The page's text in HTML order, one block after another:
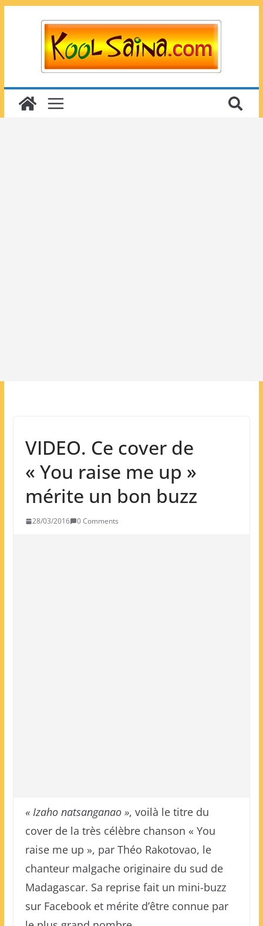
VIDEO. Ce cover de
« You raise me up »
mérite un bon buzz
28/03/2016 0 Comments
« Izaho natsanganao », voilà le titre du
cover de la très célèbre chanson « You
raise me up », par Théo Rakotovao, le
chanteur malgache originaire du sud de
Madagascar. Sa reprise fait un mini-buzz
sur Facebook et mérite d’être connue par